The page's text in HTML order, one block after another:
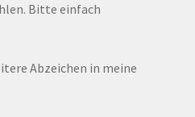
Bitte einfach
Abzeichen in meine